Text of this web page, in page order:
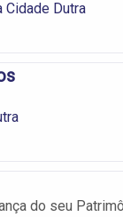
Cidade Dutra
do seu